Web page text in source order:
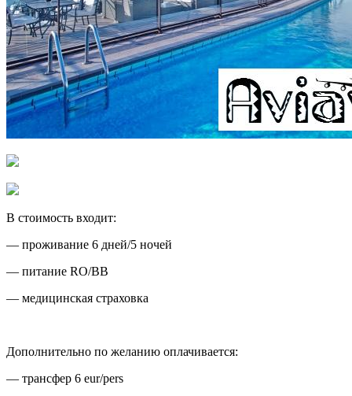
В стоимость входит:
— проживание 6 дней/5 ночей
— питание RO/BB
— медицинская страховка
Дополнительно по желанию оплачивается:
— трансфер 6 eur/pers